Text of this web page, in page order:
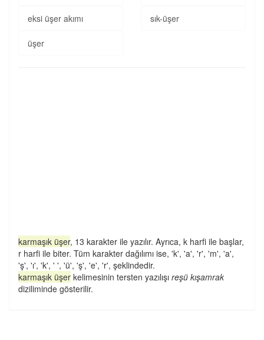
eksi üşer akımı sık-üşer
üşer
karmaşık üşer, 13 karakter ile yazılır. Ayrıca, k harfi ile başlar,
r harfi ile biter. Tüm karakter dağılımı ise, 'k', 'a', 'r', 'm', 'a',
'ş', 'ı', 'k', ' ', 'ü', 'ş', 'e', 'r', şeklindedir.
karmaşık üşer kelimesinin tersten yazılışı reşü kışamrak
diziliminde gösterilir.